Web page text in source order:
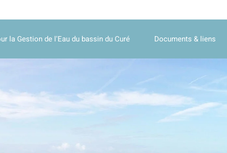
la Gestion de l'Eau du bassin du Curé Documents & liens